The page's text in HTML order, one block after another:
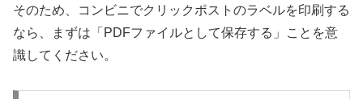
そのため、コンビニでクリックポストのラベルを印刷する
なら、まずは「PDFファイルとして保存する」ことを意
識してください。